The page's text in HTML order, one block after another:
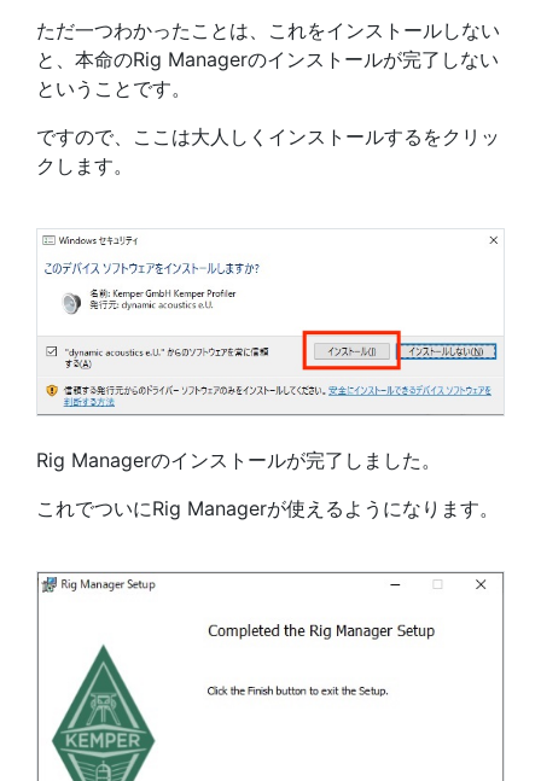
ただ一つわかったことは、これをインストールしない
と、本命のRig Managerのインストールが完了しない
ということです。
ですので、ここは大人しくインストールするをクリッ
クします。
Rig Managerのインストールが完了しました。
これでついにRig Managerが使えるようになります。